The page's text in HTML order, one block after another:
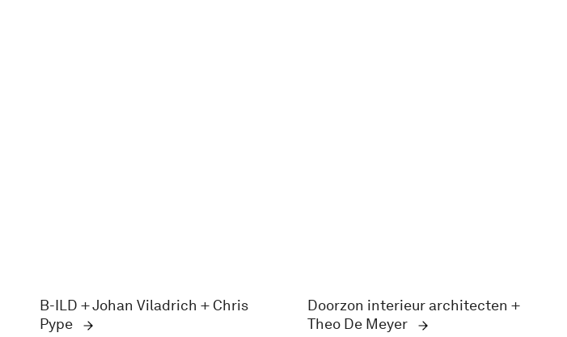
B-ILD + Johan Viladrich + Chris
Pype
Doorzon interieur architecten +
Theo De Meyer